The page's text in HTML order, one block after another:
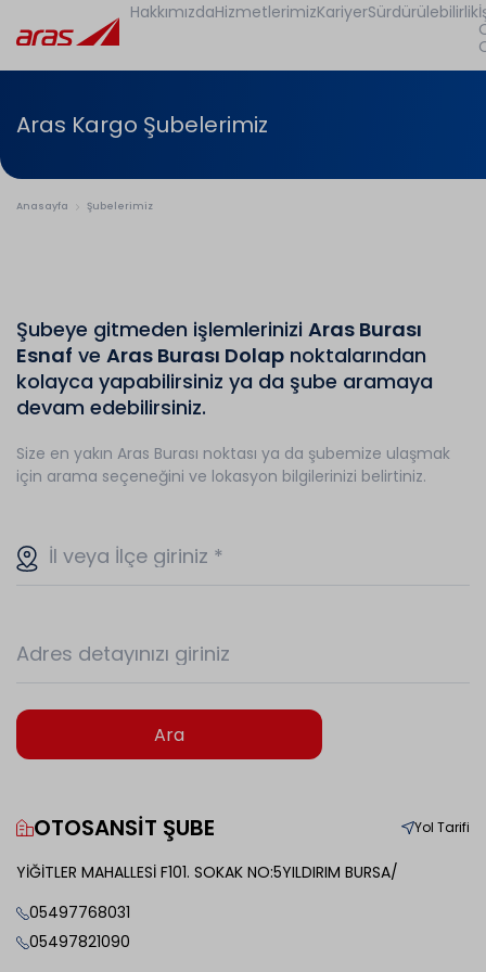
HakkımızdaHizmetlerimizKariyerSürdürülebilirlik
Aras Kargo Şubelerimiz
Anasayfa Şubelerimiz
Şubeye gitmeden işlemlerinizi Aras Burası
Esnaf ve Aras Burası Dolap noktalarından
kolayca yapabilirsiniz ya da şube aramaya
devam edebilirsiniz.
Size en yakın Aras Burası noktası ya da şubemize ulaşmak
için arama seçeneğini ve lokasyon bilgilerinizi belirtiniz.
İl veya İlçe giriniz *
Adres detayınızı giriniz
Ara
OTOSANSİT ŞUBE Yol Tarifi
YİĞİTLER MAHALLESİ F101. SOKAK NO:5YILDIRIM BURSA/
05497768031
05497821090